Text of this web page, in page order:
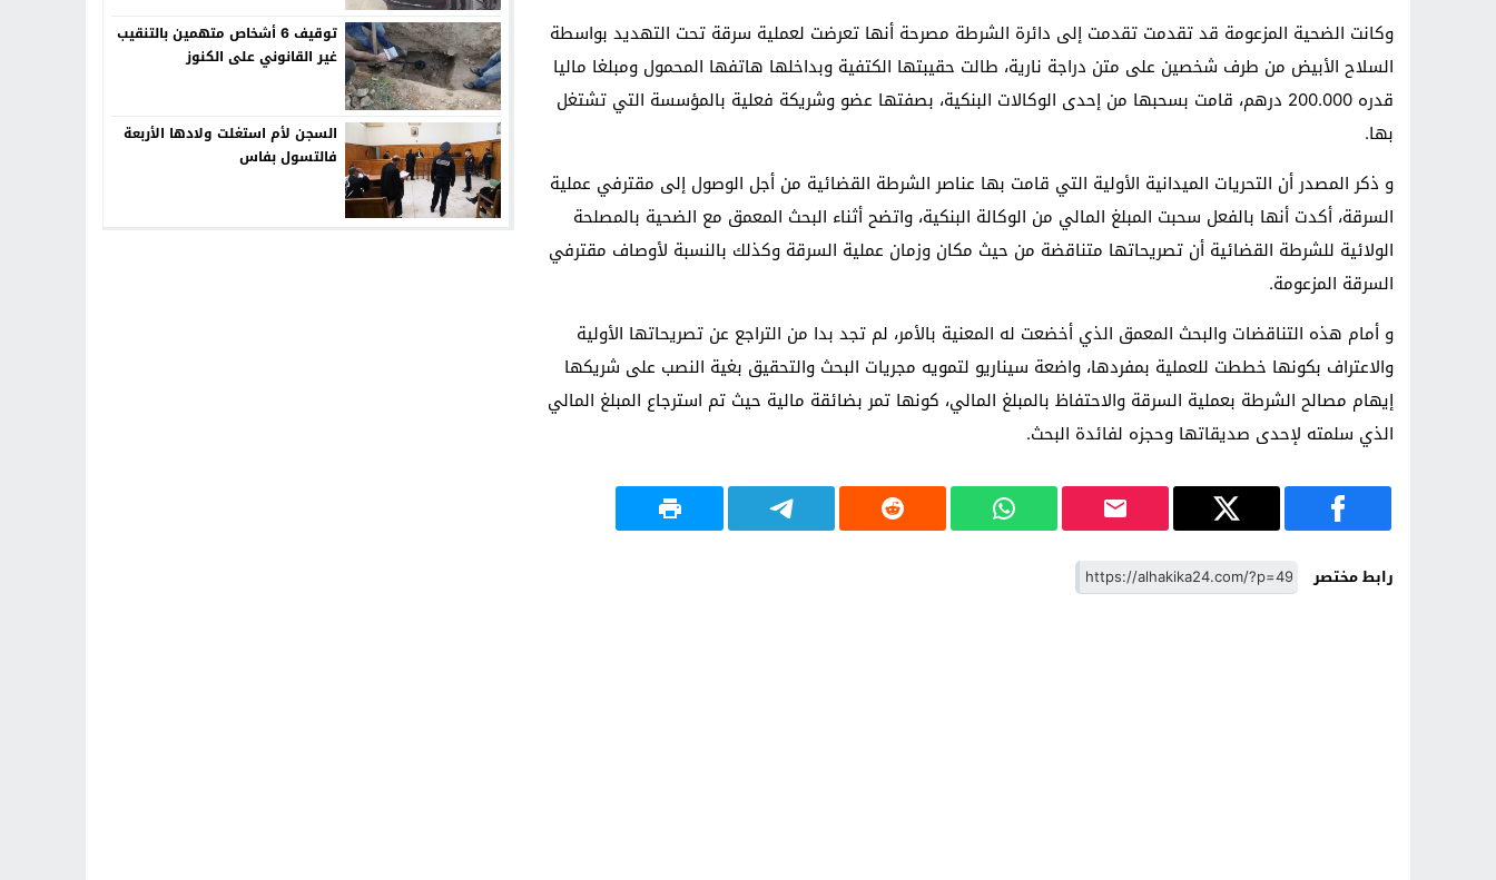
وكانت الضحية المزعومة قد تقدمت تقدمت إلى دائرة الشرطة مصرحة أنها تعرضت لعملية سرقة تحت التهديد بواسطة
السلاح الأبيض من طرف شخصين على متن دراجة نارية، طالت حقيبتها الكتفية وبداخلها هاتفها المحمول ومبلغا ماليا
قدره 200.000 درهم، قامت بسحبها من إحدى الوكالات البنكية، بصفتها عضو وشريكة فعلية بالمؤسسة التي تشتغل
بها.
و ذكر المصدر أن التحريات الميدانية الأولية التي قامت بها عناصر الشرطة القضائية من أجل الوصول إلى مقترفي عملية
السرقة، أكدت أنها بالفعل سحبت المبلغ المالي من الوكالة البنكية، واتضح أثناء البحث المعمق مع الضحية بالمصلحة
الولائية للشرطة القضائية أن تصريحاتها متناقضة من حيث مكان وزمان عملية السرقة وكذلك بالنسبة لأوصاف مقترفي
السرقة المزعومة.
و أمام هذه التناقضات والبحث المعمق الذي أخضعت له المعنية بالأمر، لم تجد بدا من التراجع عن تصريحاتها الأولية
والاعتراف بكونها خططت للعملية بمفردها، واضعة سيناريو لتمويه مجريات البحث والتحقيق بغية النصب على شريكها
إيهام مصالح الشرطة بعملية السرقة والاحتفاظ بالمبلغ المالي، كونها تمر بضائقة مالية حيث تم استرجاع المبلغ المالي
الذي سلمته لإحدى صديقاتها وحجزه لفائدة البحث.
رابط مختصر
توقيف 6 أشخاص متهمين بالتنقيب
غير القانوني على الكنوز
السجن لأم استغلت ولادها الأربعة
فالتسول بفاس